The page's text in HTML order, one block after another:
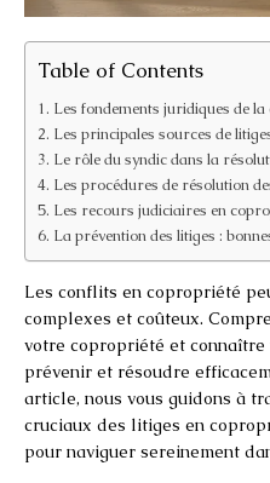
Table of Contents
Les fondements juridiques de
Les principales sources de
Le rôle du syndic dans la
Les procédures de résolution
Les recours judiciaires en
La prévention des litiges :
Les conflits en copropriété
complexes et coûteux.
votre copropriété et
prévenir et résoudre
article, nous vous guidons à
cruciaux des litiges en
pour naviguer sereinement